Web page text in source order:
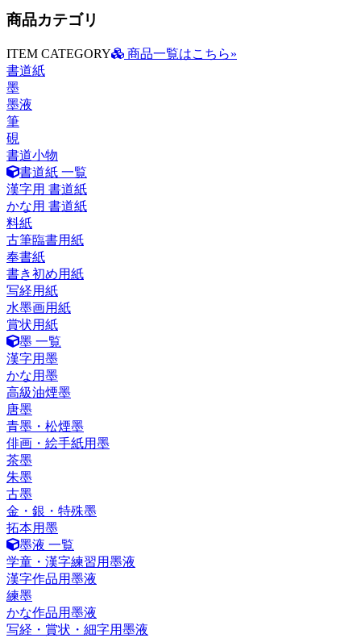
商品カテゴリ
ITEM CATEGORY
商品一覧はこちら»
書道紙
墨
墨液
筆
硯
書道小物
書道紙 一覧
漢字用 書道紙
かな用 書道紙
料紙
古筆臨書用紙
奉書紙
書き初め用紙
写経用紙
水墨画用紙
賞状用紙
墨 一覧
漢字用墨
かな用墨
高級油煙墨
唐墨
青墨・松煙墨
俳画・絵手紙用墨
茶墨
朱墨
古墨
金・銀・特殊墨
拓本用墨
墨液 一覧
学童・漢字練習用墨液
漢字作品用墨液
練墨
かな作品用墨液
写経・賞状・細字用墨液